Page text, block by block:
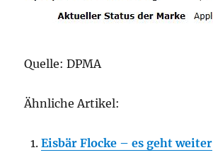
Quelle: DPMA
Ähnliche Artikel:
Eisbär Flocke – es geht weiter